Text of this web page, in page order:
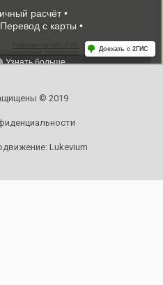
© 2019
Lukevium